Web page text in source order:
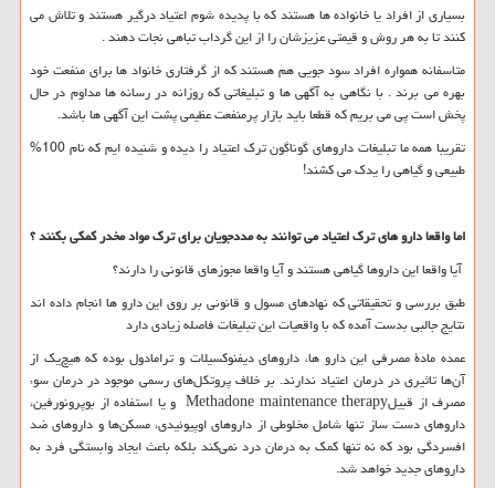
بسیاری از افراد یا خانواده ها هستند که با پدیده شوم اعتیاد درگیر هستند و تلاش می
کنند تا به هر روش و قیمتی عزیزشان را از این گرداب تباهی نجات دهند .
متاسفانه همواره افراد سود جویی هم هستند که از گرفتاری خانواد ها برای منفعت خود
بهره می برند . با نگاهی به آگهی ها و تبلیغاتی که روزانه در رسانه ها مداوم در حال
پخش است پی می بریم که قطعا باید بازار پرمنفعت عظیمی پشت این آگهی ها باشد.
تقریبا همه ما تبلیغات داروهای گوناگون ترک اعتیاد را دیده و شنیده ایم که نام 100%
طبیعی و گیاهی را یدک می کشند!
اما واقعا دارو های ترک اعتیاد می توانند به مددجویان برای ترک مواد مخدر کمکی بکنند ؟
آیا واقعا این داروها گیاهی هستند و آیا واقعا مجوزهای قانونی را دارند؟
طبق بررسی و تحقیقاتی که نهادهای مسول و قانونی بر روی این دارو ها انجام داده اند
نتایج جالبی بدست آمده که با واقعیات این تبلیغات فاصله زیادی دارد
عمده مادۀ مصرفی این دارو ها، داروهای دیفنوکسیلات و ترامادول بوده که هیچ‌یک از
آن‌ها تاثیری در درمان اعتیاد ندارند. بر خلاف پروتکل‌های رسمی موجود در درمان سوء
مصرف از قبیلMethadone maintenance therapy و یا استفاده از بوپرونورفین،
داروهای دست ساز تنها شامل مخلوطی از داروهای اوپیوئیدی، مسکن‌ها و داروهای ضد
افسردگی بود که نه تنها کمک به درمان درد نمی‌کند بلکه باعث ایجاد وابستگی فرد به
داروهای جدید خواهد شد.